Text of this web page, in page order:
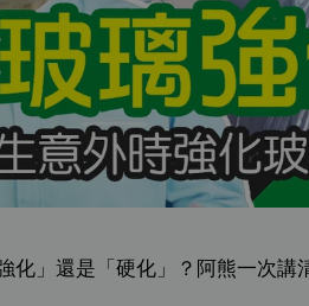
化」還是「硬化」？阿熊一次講